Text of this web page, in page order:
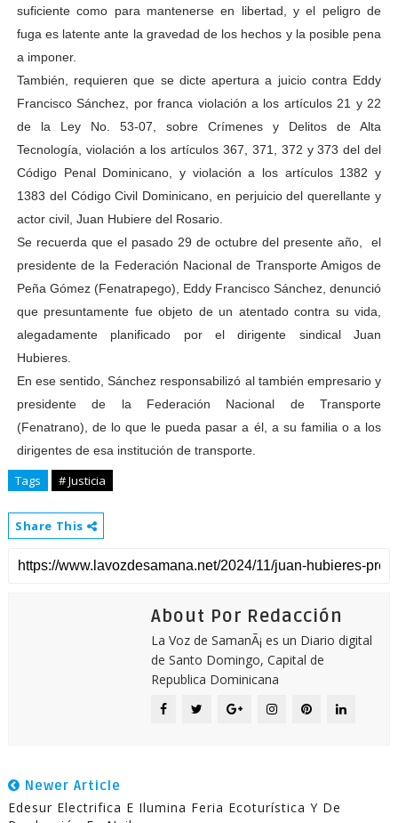
suficiente como para mantenerse en libertad, y el peligro de
fuga es latente ante la gravedad de los hechos y la posible pena
a imponer.
También, requieren que se dicte apertura a juicio contra Eddy
Francisco Sánchez, por franca violación a los artículos 21 y 22
de la Ley No. 53-07, sobre Crímenes y Delitos de Alta
Tecnología, violación a los artículos 367, 371, 372 y 373 del del
Código Penal Dominicano, y violación a los artículos 1382 y
1383 del Código Civil Dominicano, en perjuicio del querellante y
actor civil, Juan Hubiere del Rosario.
Se recuerda que el pasado 29 de octubre del presente año, el
presidente de la Federación Nacional de Transporte Amigos de
Peña Gómez (Fenatrapego), Eddy Francisco Sánchez, denunció
que presuntamente fue objeto de un atentado contra su vida,
alegadamente planificado por el dirigente sindical Juan
Hubieres.
En ese sentido, Sánchez responsabilizó al también empresario y
presidente de la Federación Nacional de Transporte
(Fenatrano), de lo que le pueda pasar a él, a su familia o a los
dirigentes de esa institución de transporte.
Tags # Justicia
Share This
About Por Redacción
La Voz de SamanÃ¡ es un Diario digital
de Santo Domingo, Capital de
Republica Dominicana
Newer Article
Edesur Electrifica E Ilumina Feria Ecoturística Y De